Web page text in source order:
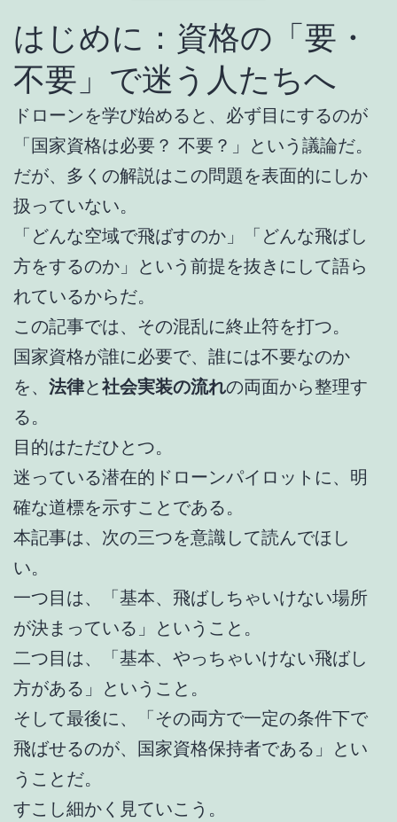
はじめに：資格の「要・
不要」で迷う人たちへ
ドローンを学び始めると、必ず目にするのが
「国家資格は必要？ 不要？」という議論だ。
だが、多くの解説はこの問題を表面的にしか
扱っていない。
「どんな空域で飛ばすのか」「どんな飛ばし
方をするのか」という前提を抜きにして語ら
れているからだ。
この記事では、その混乱に終止符を打つ。
国家資格が誰に必要で、誰には不要なのか
を、 法律と社会実装の流れの両面から整理す
る。
目的はただひとつ。
迷っている潜在的ドローンパイロットに、明
確な道標を示すことである。
本記事は、次の三つを意識して読んでほし
い。
一つ目は、「基本、飛ばしちゃいけない場所
が決まっている」ということ。
二つ目は、「基本、やっちゃいけない飛ばし
方がある」ということ。
そして最後に、「その両方で一定の条件下で
飛ばせるのが、国家資格保持者である」とい
うことだ。
すこし細かく見ていこう。